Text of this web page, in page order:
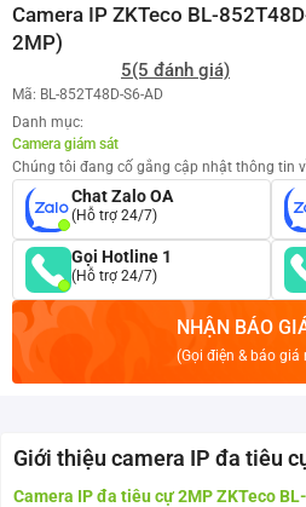
Camera IP ZKTeco BL-
2MP)
5(5 đánh giá)
Mã: BL-852T48D-S6-AD
Danh mục:
Camera giám sát
Chúng tôi đang cố gắng cập nhật thông tin
Chat Zalo OA
(Hỗ trợ 24/7)
Gọi Hotline 1
(Hỗ trợ 24/7)
NHẬN BÁO
(Gọi điện & báo giá
Giới thiệu camera IP đa tiêu
Camera IP đa tiêu cự 2MP ZKTeco